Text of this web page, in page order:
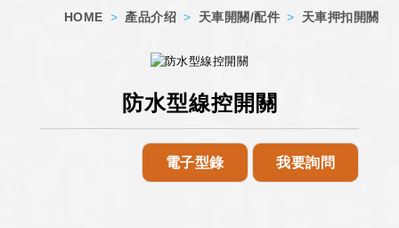
HOME > 產品介绍 > 天車開關/配件 > 天車押扣開關
防水型線控開關
電子型錄 我要詢問